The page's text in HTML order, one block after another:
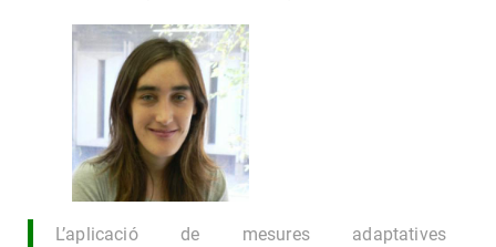
L’aplicació de mesures adaptatives